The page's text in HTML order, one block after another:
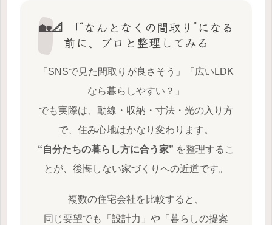
🏡📐 「“なんとなくの間取り”になる
前に、プロと整理してみる
「SNSで見た間取りが良さそう」「広いLDK
なら暮らしやすい？」
でも実際は、動線・収納・寸法・光の入り方
で、住み心地はかなり変わります。
“自分たちの暮らし方に合う家” を整理するこ
とが、後悔しない家づくりへの近道です。
複数の住宅会社を比較すると、
同じ要望でも「設計力」や「暮らしの提案